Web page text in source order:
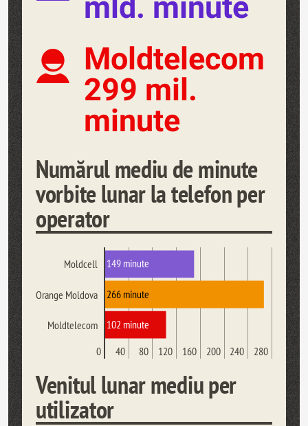
Moldtelecom
299 mil.
minute
Numărul mediu de minute
vorbite lunar la telefon per
operator
Moldcell
Orange Moldova
Moldtelecom
0 40 80 120 160 200 240 280
149 minute
266 minute
102 minute
Venitul lunar mediu per
utilizator